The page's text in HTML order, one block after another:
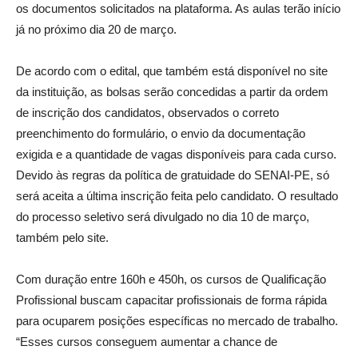
os documentos solicitados na plataforma. As aulas terão início
já no próximo dia 20 de março.
De acordo com o edital, que também está disponível no site
da instituição, as bolsas serão concedidas a partir da ordem
de inscrição dos candidatos, observados o correto
preenchimento do formulário, o envio da documentação
exigida e a quantidade de vagas disponíveis para cada curso.
Devido às regras da política de gratuidade do SENAI-PE, só
será aceita a última inscrição feita pelo candidato. O resultado
do processo seletivo será divulgado no dia 10 de março,
também pelo site.
Com duração entre 160h e 450h, os cursos de Qualificação
Profissional buscam capacitar profissionais de forma rápida
para ocuparem posições específicas no mercado de trabalho.
“Esses cursos conseguem aumentar a chance de